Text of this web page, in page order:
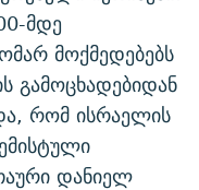
მდე
მოქმედებებს
გამოცხადებიდან
რომ ისრაელის
დანიელ